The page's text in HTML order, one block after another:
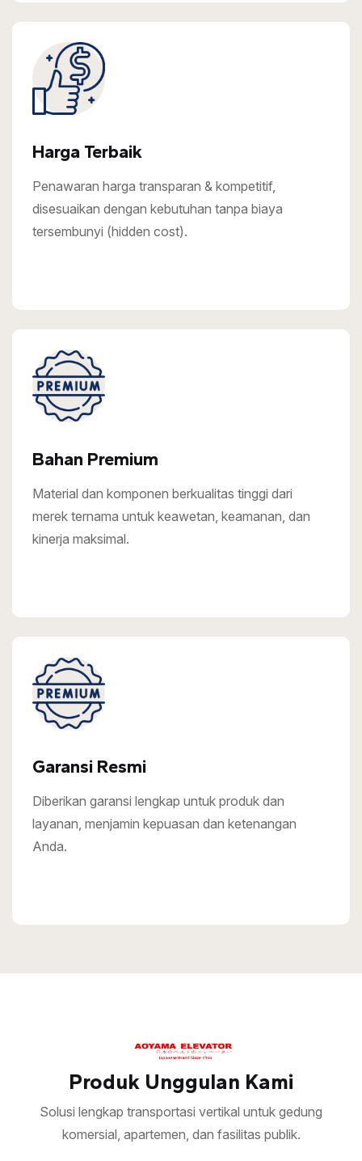
Harga Terbaik
Penawaran harga transparan & kompetitif,
disesuaikan dengan kebutuhan tanpa biaya
tersembunyi (hidden cost).
Bahan Premium
Material dan komponen berkualitas tinggi dari
merek ternama untuk keawetan, keamanan, dan
kinerja maksimal.
Garansi Resmi
Diberikan garansi lengkap untuk produk dan
layanan, menjamin kepuasan dan ketenangan
Anda.
Produk Unggulan Kami
Solusi lengkap transportasi vertikal untuk gedung
komersial, apartemen, dan fasilitas publik.